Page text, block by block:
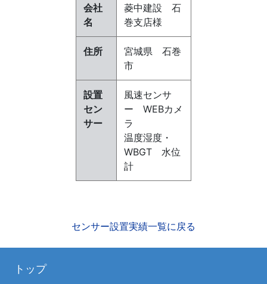
会社
名
菱中建設 石
巻支店様
住所
宮城県 石巻
市
設置
セン
サー
風速センサ
ー WEBカメ
ラ
温度湿度・
WBGT 水位
計
センサー設置実績一覧に戻る
トップ